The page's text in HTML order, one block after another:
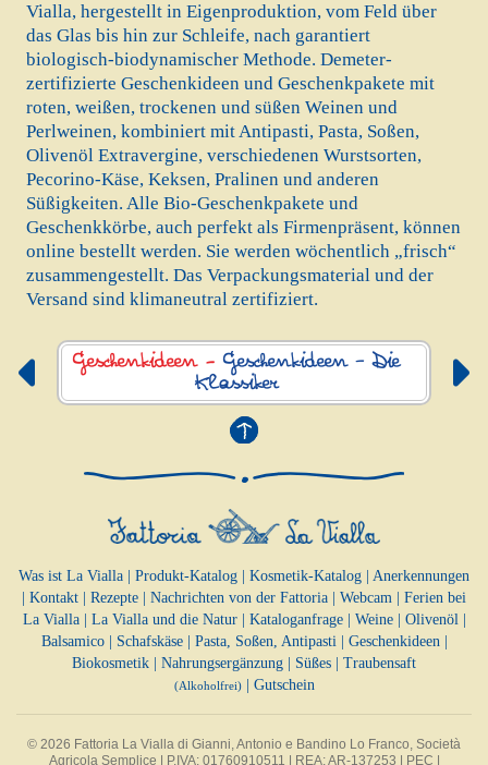
Vialla, hergestellt in Eigenproduktion, vom Feld über
das Glas bis hin zur Schleife, nach garantiert
biologisch-biodynamischer Methode. Demeter-
zertifizierte Geschenkideen und Geschenkpakete mit
roten, weißen, trockenen und süßen Weinen und
Perlweinen, kombiniert mit Antipasti, Pasta, Soßen,
Olivenöl Extravergine, verschiedenen Wurstsorten,
Pecorino-Käse, Keksen, Pralinen und anderen
Süßigkeiten. Alle Bio-Geschenkpakete und
Geschenkkörbe, auch perfekt als Firmenpräsent, können
online bestellt werden. Sie werden wöchentlich „frisch“
zusammengestellt. Das Verpackungsmaterial und der
Versand sind klimaneutral zertifiziert.
Geschenkideen -Geschenkideen – Die
Klassiker
Was ist La Vialla Produkt-Katalog Kosmetik-Katalog
Anerkennungen
Kontakt Rezepte Nachrichten von der Fattoria Webcam
Ferien bei
La Vialla| La Vialla und die Natur| Kataloganfrage| Weine| Olivenöl|
Balsamico| Schafskäse| Pasta, Soßen, Antipasti| Geschenkideen|
Biokosmetik
Nahrungsergänzung Süßes Traubensaft
(Alkoholfrei)| Gutschein
© 2026 Fattoria La Vialla di Gianni, Antonio e Bandino Lo Franco, Società
Agricola Semplice | P.IVA: 01760910511 | REA: AR-137253 |
PEC